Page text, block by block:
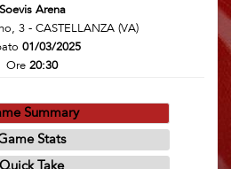
Soevis Arena
3 - CASTELLANZA (VA)
01/03/2025
Ore 20:30